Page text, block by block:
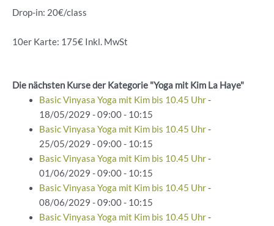
Drop-in: 20€/class
10er Karte: 175€ Inkl. MwSt
Die nächsten Kurse der Kategorie "Yoga mit Kim La Haye"
Basic Vinyasa Yoga mit Kim bis 10.45 Uhr-
18/05/2029 - 09:00 - 10:15
Basic Vinyasa Yoga mit Kim bis 10.45 Uhr-
25/05/2029 - 09:00 - 10:15
Basic Vinyasa Yoga mit Kim bis 10.45 Uhr-
01/06/2029 - 09:00 - 10:15
Basic Vinyasa Yoga mit Kim bis 10.45 Uhr-
08/06/2029 - 09:00 - 10:15
Basic Vinyasa Yoga mit Kim bis 10.45 Uhr-